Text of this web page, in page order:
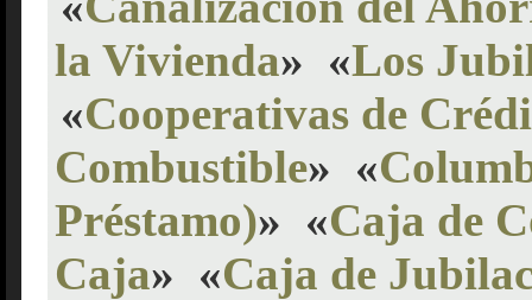
la Vivienda» «Los
«Cooperativas de
Combustible» «
Préstamo)» «Caja de
Caja» «Caja de